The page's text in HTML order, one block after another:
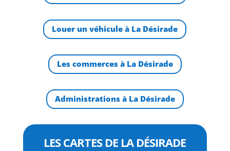
Louer un véhicule à La Désirade
Les commerces à La Désirade
Administrations à La Désirade
LES CARTES DE LA DÉSIRADE